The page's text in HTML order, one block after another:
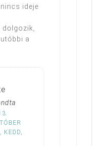
ideje
dolgozik,
a
KEDD,